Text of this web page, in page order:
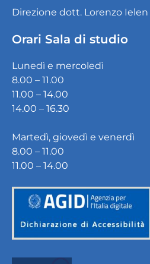
Direzione dott. Lorenzo Ielen
Orari Sala di studio
Lunedì e mercoledì
8.00 – 11.00
11.00 – 14.00
14.00 – 16.30
Martedì, giovedì e venerdì
8.00 – 11.00
11.00 – 14.00